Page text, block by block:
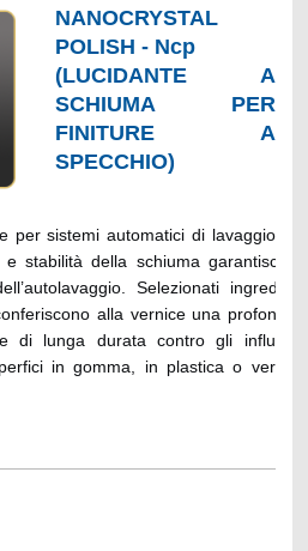
16-23 ml/auto;
circa 30 ml in 1 litro d’acqua e
e ancora umido, utilizzando un
a pompa, e lasciarlo assorbire.
usando una pistola per
NANOCRYSTAL
POLISH - Ncp
(LUCIDANTE A
SCHIUMA PER
FINITURE A
SPECCHIO)
per sistemi automatici di lavaggio.
stabilità della schiuma garantiscono
Selezionati
alla vernice una profonda
di lunga durata contro gli influssi
in gomma, in plastica o
di mantenere puliti i materiali